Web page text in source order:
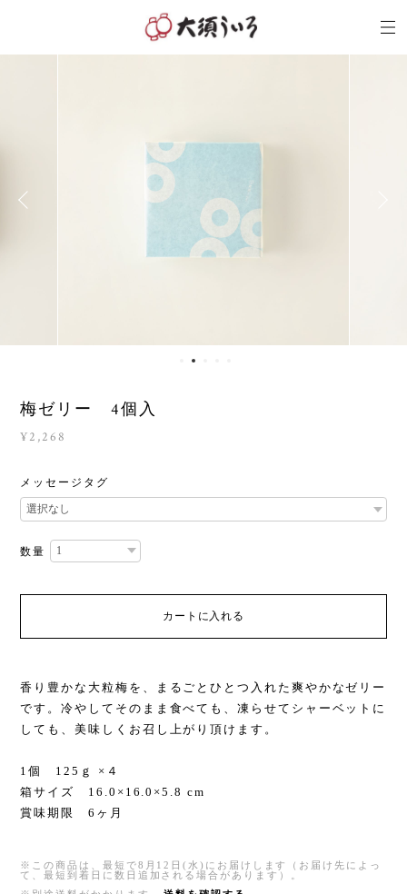
梅ゼリー 4個入
¥2,268
メッセージタグ
数量
カートに入れる
※この商品は、最短で8月12日(水)にお届けします（お届け先によっ
て、最短到着日に数日追加される場合があります）。
香り豊かな大粒梅を、まるごとひとつ入れた爽やかなゼリー
です。冷やしてそのまま食べても、凍らせてシャーベットに
しても、美味しくお召し上がり頂けます。
1個 125ｇ ×４
箱サイズ 16.0×16.0×5.8 cm
賞味期限 6ヶ月